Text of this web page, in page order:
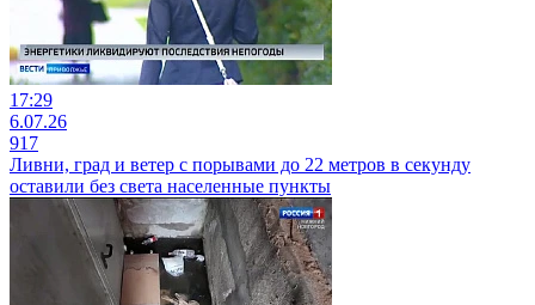
17:29
6.07.26
917
Ливни, град и ветер с порывами до 22 метров в секунду
оставили без света населенные пункты